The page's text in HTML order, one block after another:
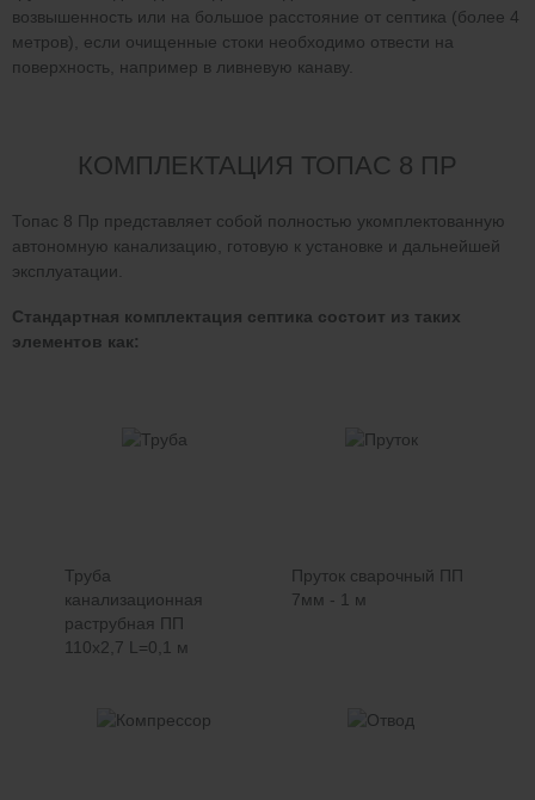
возвышенность или на большое расстояние от септика (более 4
метров), если очищенные стоки необходимо отвести на
поверхность, например в ливневую канаву.
КОМПЛЕКТАЦИЯ ТОПАС 8 ПР
Топас 8 Пр представляет собой полностью укомплектованную
автономную канализацию, готовую к установке и дальнейшей
эксплуатации.
Стандартная комплектация септика состоит из таких
элементов как:
Труба
канализационная
раструбная ПП
110х2,7 L=0,1 м
Пруток сварочный ПП
7мм - 1 м